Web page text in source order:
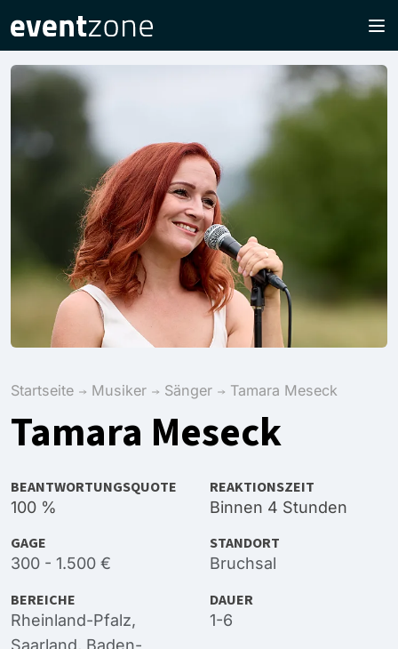
Startseite Musiker Sänger Tamara Meseck
Tamara Meseck
BEANTWORTUNGSQUOTE
100 %
REAKTIONSZEIT
Binnen 4 Stunden
GAGE
300 - 1.500 €
STANDORT
Bruchsal
BEREICHE
Rheinland-Pfalz,
Saarland, Baden-
DAUER
1-6